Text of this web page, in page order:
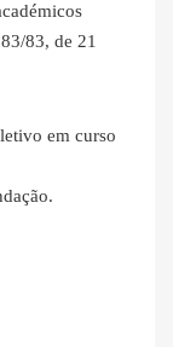
83, de 21
em curso